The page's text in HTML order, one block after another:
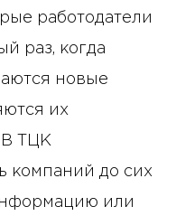
работодатели
раз, когда
новые
их
В ТЦК
компаний до сих
или